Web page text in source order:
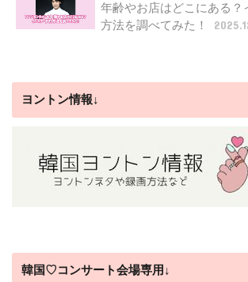
年齢やお店はどこにある？
方法を調べてみた！
ヨントン情報↓
韓国♡コンサート会場専用↓